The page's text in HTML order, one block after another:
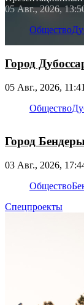
05 Авг., 2026,
Общество
Город
05 Авг., 2026, 11:41
Общество
Город
03 Авг., 2026,
Общество
Спецпроекты